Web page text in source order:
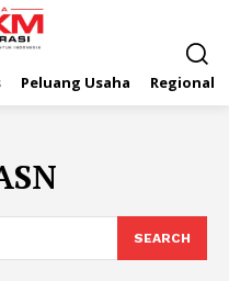
Peluang Usaha Regional
SEARCH